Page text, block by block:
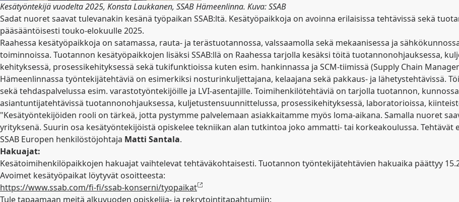
Kesätyöntekijä vuodelta 2025, Konsta Laukkanen, SSAB Hämeenlinna. Kuva: SSAB
Sadat nuoret saavat tulevanakin kesänä työpaikan SSAB:ltä. Kesätyöpaikkoja on avoinna erilaisissa tehtävissä sekä
pääsääntöisesti touko-elokuulle 2025.
Raahessa kesätyöpaikkoja on satamassa, rauta- ja terästuotannossa, valssaamolla sekä mekaanisessa ja
toiminnoissa. Tuotannon kesätyöpaikkojen lisäksi SSAB:llä on Raahessa tarjolla kesäksi töitä tuotannonohjauksessa,
kehityksessä, prosessikehityksessä sekä tukifunktioissa kuten esim. hankinnassa ja SCM-tiimissä (Supply Chain
Hämeenlinnassa työntekijätehtäviä on esimerkiksi nosturinkuljettajana, kelaajana sekä pakkaus- ja lähetystehtävissä.
sekä tehdaspalvelussa esim. varastotyöntekijöille ja LVI-asentajille. Toimihenkilötehtäviä on tarjolla tuotannon,
asiantuntijatehtävissä tuotannonohjauksessa, kuljetustensuunnittelussa, prosessikehityksessä, laboratorioissa,
"Kesätyöntekijöiden rooli on tärkeä, jotta pystymme palvelemaan asiakkaitamme myös loma-aikana. Samalla nuoret
yrityksenä. Suurin osa kesätyöntekijöistä opiskelee tekniikan alan tutkintoa joko ammatti- tai korkeakoulussa. Tehtävät
SSAB Europen henkilöstöjohtaja Matti Santala.
Hakuajat:
Kesätoimihenkilöpaikkojen hakuajat vaihtelevat tehtäväkohtaisesti. Tuotannon työntekijätehtävien hakuaika päättyy
Avoimet kesätyöpaikat löytyvät osoitteesta:
https://www.ssab.com/fi-fi/ssab-konserni/tyopaikat
Tule tapaamaan meitä alkuvuoden opiskelija- ja rekrytointitapahtumiin: